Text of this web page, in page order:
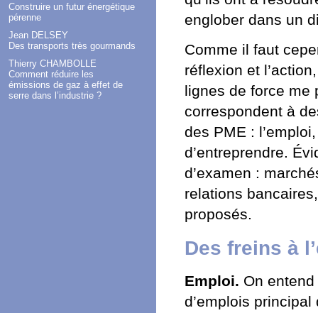
Construire un futur énergétique
pérenne
Jean DELSEY
Des transports très gourmands
Thierry CHAMBOLLE
Comment réduire les
émissions de gaz à effet de
serre dans l’industrie ?
englober dans un
Comme il faut
réflexion et
lignes de force me
correspondent à
des PME :
d’entreprendre.
d’examen :
relations
proposés.
Des freins à
Emploi. On
d’emplois